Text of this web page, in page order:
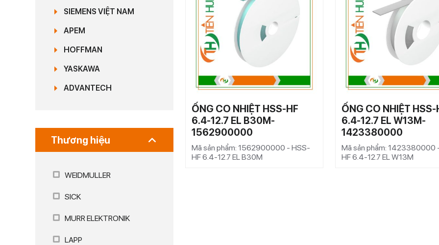
SIEMENS VIỆT NAM
APEM
HOFFMAN
YASKAWA
ADVANTECH
Thương hiệu
WEIDMULLER
SICK
MURR ELEKTRONIK
LAPP
ỐNG CO NHIỆT HSS-HF
6.4-12.7 EL B30M-
1562900000
Mã sản phẩm: 1562900000 - HSS-
HF 6.4-12.7 EL B30M
ỐNG CO NHIỆT HSS-
6.4-12.7 EL W13M-
1423380000
Mã sản phẩm: 1423380000
HF 6.4-12.7 EL W13M